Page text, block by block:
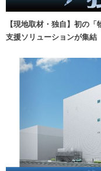
【現地取材・独自】初の
支援ソリューションが集結